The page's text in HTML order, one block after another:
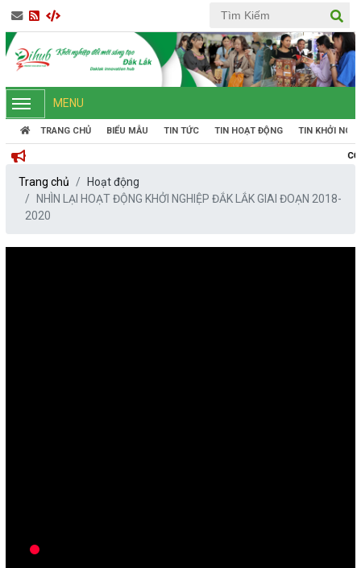
MENU
TRANG CHỦ BIỂU MẪU TIN TỨC TIN HOẠT ĐỘNG TIN KHỞI
CỔNG THÔNG
Trang chủ
Hoạt động
NHÌN LẠI HOẠT ĐỘNG KHỞI NGHIỆP ĐẮK LẮK GIAI ĐOẠN 2018-
2020